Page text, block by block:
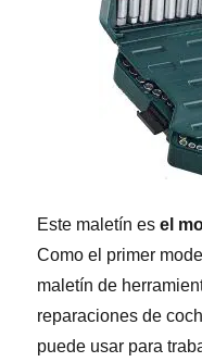
Este maletín esel
Como el primer
maletín de
reparaciones de
puede usar para